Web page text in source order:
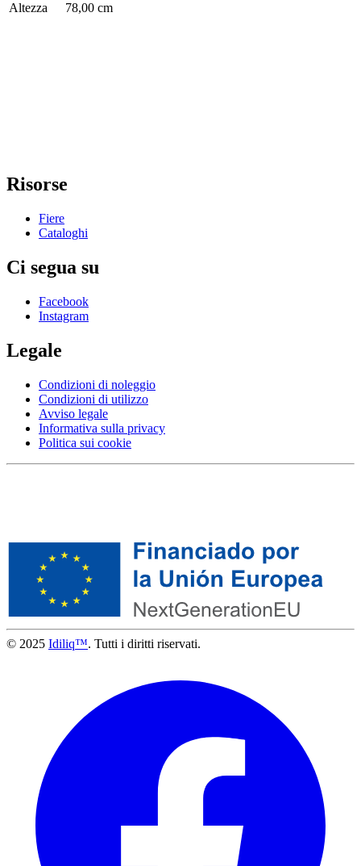
Altezza
78,00 cm
Risorse
Fiere
Cataloghi
Ci segua su
Facebook
Instagram
Legale
Condizioni di noleggio
Condizioni di utilizzo
Avviso legale
Informativa sulla privacy
Politica sui cookie
© 2025 Idiliq™. Tutti i diritti riservati.